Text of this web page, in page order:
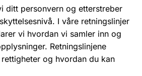
ditt personvern og etterstreber
I våre retningslinjer
vi hvordan vi samler inn og
Retningslinjene
og hvordan du kan